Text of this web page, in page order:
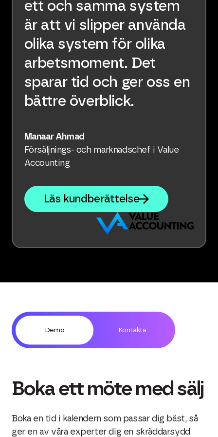
ett och samma system
är att vi slipper använda
olika system för olika
arbetsmoment. Det
sparar tid och ger oss en
bättre överblick.
Manaar Ahmad
Försäljnings- och marknadschef i Value
Accounting
Läs kundberättelse
Demo Kontakta
Boka ett möte med sälj
Boka en tid i kalendern som passar dig bäst, så
ger en av våra experter dig en skräddarsydd